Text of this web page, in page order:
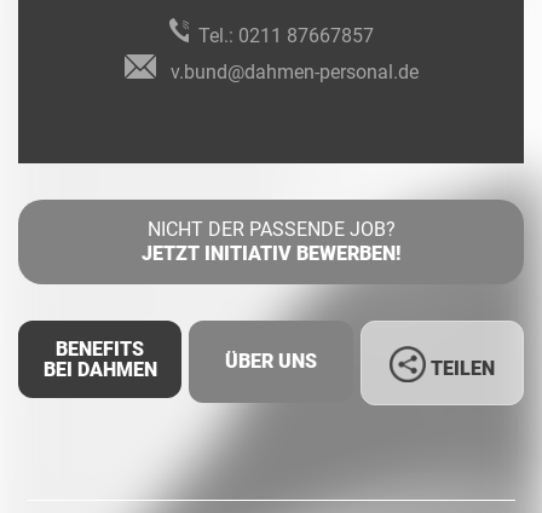
Tel.: 0211 87667857
v.bund@dahmen-personal.de
NICHT DER PASSENDE JOB?
JETZT INITIATIV BEWERBEN!
BENEFITS
BEI DAHMEN
ÜBER UNS TEILEN